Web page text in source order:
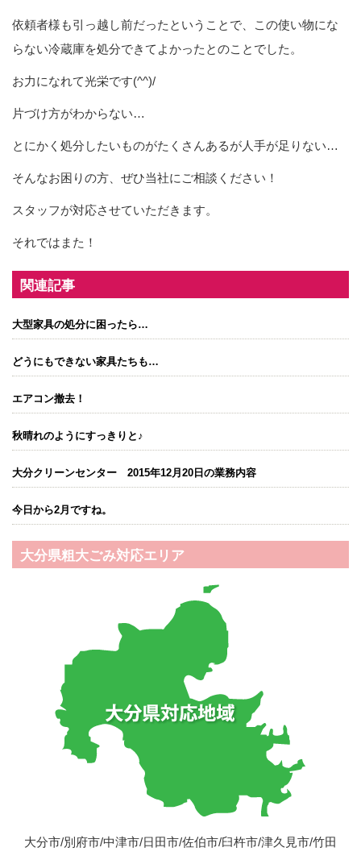
依頼者様も引っ越し前だったということで、この使い物にな
らない冷蔵庫を処分できてよかったとのことでした。
お力になれて光栄です(^^)/
片づけ方がわからない…
とにかく処分したいものがたくさんあるが人手が足りない…
そんなお困りの方、ぜひ当社にご相談ください！
スタッフが対応させていただきます。
それではまた！
関連記事
大型家具の処分に困ったら…
どうにもできない家具たちも…
エアコン撤去！
秋晴れのようにすっきりと♪
大分クリーンセンター 2015年12月20日の業務内容
今日から2月ですね。
大分県粗大ごみ対応エリア
大分市/別府市/中津市/日田市/佐伯市/臼杵市/津久見市/竹田